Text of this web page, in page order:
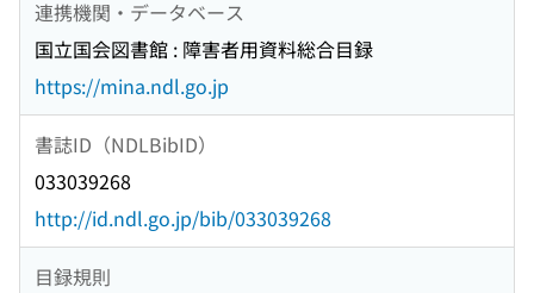
連携機関・データベース
国立国会図書館 : 障害者用資料総合目録
https://mina.ndl.go.jp
書誌ID（NDLBibID）
033039268
http://id.ndl.go.jp/bib/033039268
目録規則